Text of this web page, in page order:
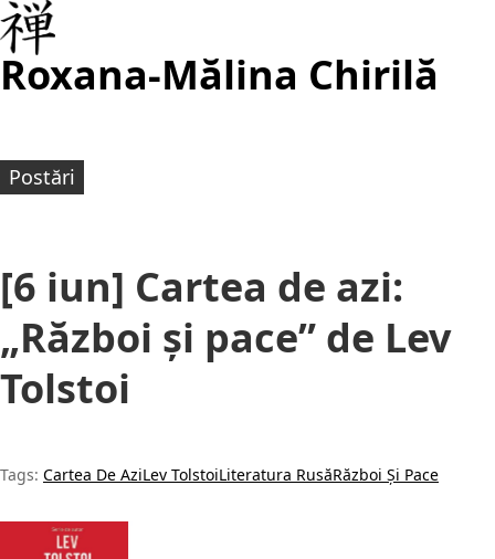
Roxana-Mălina Chirilă
Postări
[6 iun] Cartea de azi:
„Război și pace” de Lev
Tolstoi
Tags: Cartea De AziLev TolstoiLiteratura RusăRăzboi Și Pace